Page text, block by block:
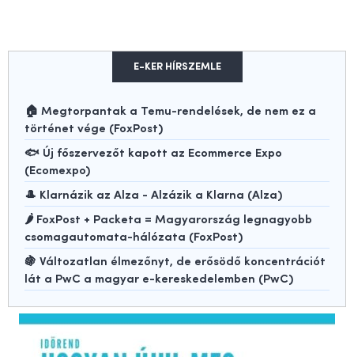
E-KER HÍRSZEMLE
🏠 Megtorpantak a Temu-rendelések, de nem ez a
történet vége (FoxPost)
🐟 Új főszervezőt kapott az Ecommerce Expo
(Ecomexpo)
🎩 Klarnázik az Alza - Alzázik a Klarna (Alza)
🌶️ FoxPost + Packeta = Magyarország legnagyobb
csomagautomata-hálózata (FoxPost)
🍇 Változatlan élmezőnyt, de erősödő koncentrációt
lát a PwC a magyar e-kereskedelemben (PwC)